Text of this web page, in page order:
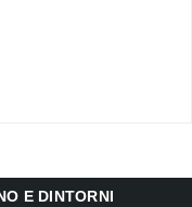
E DINTORNI